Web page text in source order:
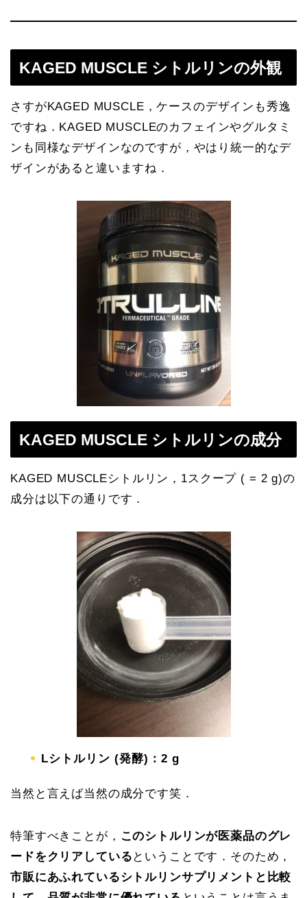
KAGED MUSCLE シトルリンの外観
さすがKAGED MUSCLE，ケースのデザインも秀逸
ですね．KAGED MUSCLEのカフェインやグルタミ
ンも同様なデザインなのですが，やはり統一的なデ
ザインがあると違いますね．
KAGED MUSCLE シトルリンの成分
KAGED MUSCLEシトルリン，1スクープ ( = 2 g)の
成分は以下の通りです．
Lシトルリン (発酵)：2 g
当然と言えば当然の成分です笑．
特筆すべきことが， このシトルリンが医薬品のグレ
ードをクリアしている ということです．そのため，
市販にあふれているシトルリンサプリメントと比較